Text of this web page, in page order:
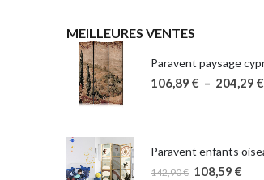
MEILLEURES VENTES
Paravent paysage
106,89 € – 204,29 €
Paravent enfants
142,90€ 108,59 €